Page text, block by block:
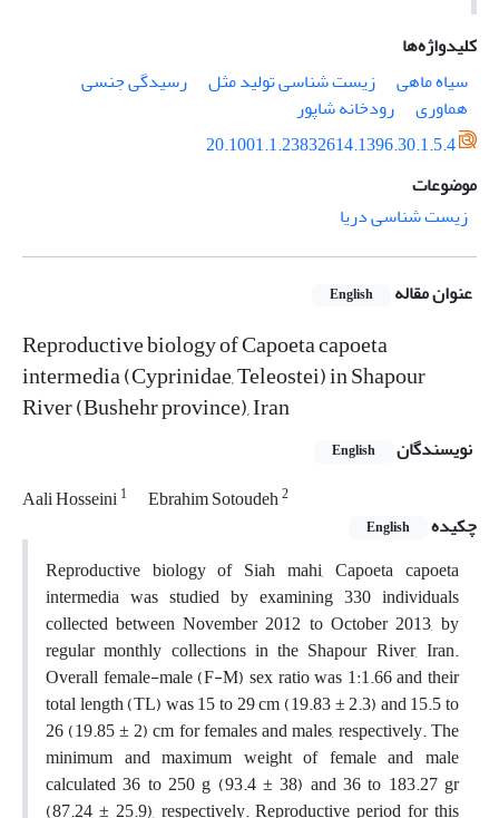
کلیدواژه‌ها
سیاه ماهی
زیست شناسی تولید مثل
رسیدگی جنسی
هماوری
رودخانه شاپور
20.1001.1.23832614.1396.30.1.5.4
موضوعات
زیست شناسی دریا
عنوان مقاله English
Reproductive biology of Capoeta capoeta
intermedia (Cyprinidae, Teleostei) in Shapour
River (Bushehr province), Iran
نویسندگان English
Aali Hosseini1 Ebrahim Sotoudeh2
چکیده English
Reproductive biology of Siah mahi, Capoeta capoeta
intermedia was studied by examining 330 individuals
collected between November 2012 to October 2013, by
regular monthly collections in the Shapour River, Iran.
Overall female-male (F-M) sex ratio was 1:1.66 and their
total length (TL) was 15 to 29 cm (19.83 ± 2.3) and 15.5 to
26 (19.85 ± 2) cm for females and males, respectively. The
minimum and maximum weight of female and male
calculated 36 to 250 g (93.4 ± 38) and 36 to 183.27 gr
(87.24 ± 25.9), respectively. Reproductive period for this